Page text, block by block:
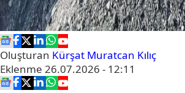
Oluşturan Kürşat Muratcan Kılıç
Eklenme 26.07.2026 - 12:11